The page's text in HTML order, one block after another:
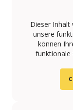
Dieser Inhalt
unsere
können
funktionale